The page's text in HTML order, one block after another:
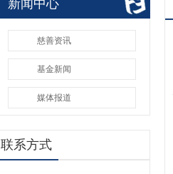
新闻中心
慈善资讯
基金新闻
媒体报道
联系方式